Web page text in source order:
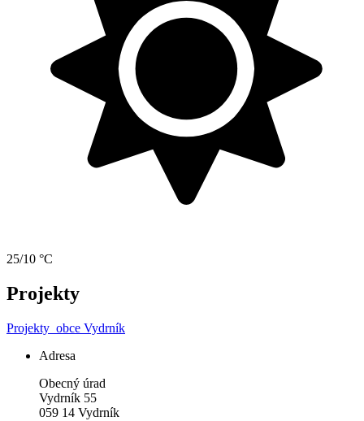
25/10 °C
Projekty
Projekty obce Vydrník
Adresa
Obecný úrad
Vydrník 55
059 14 Vydrník